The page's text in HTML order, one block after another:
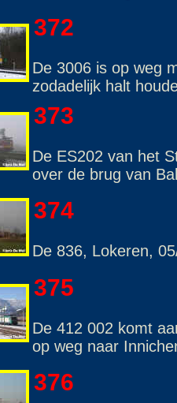
372
De 3006 is op weg
zodadelijk halt
373
De ES202 van het
over de brug van
374
De 836, Lokeren,
375
De 412 002 komt
op weg naar
376